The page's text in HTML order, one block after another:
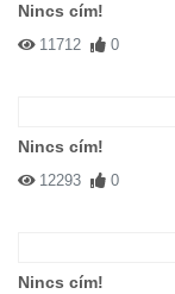
Nincs cím!
11712 0
Nincs cím!
12293 0
Nincs cím!